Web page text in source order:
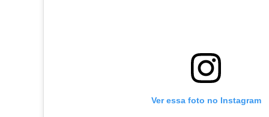
Ver essa foto no Instagram